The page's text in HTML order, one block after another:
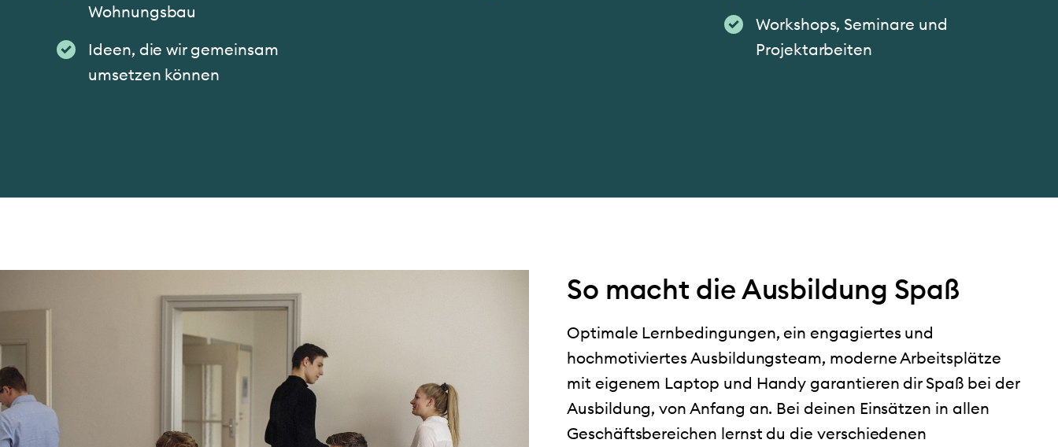
Wohnungsbau
Ideen, die wir gemeinsam
umsetzen können
Workshops, Seminare und
Projektarbeiten
So macht die Ausbildung Spaß
Optimale Lernbedingungen, ein engagiertes und
hochmotiviertes Ausbildungsteam, moderne Arbeitsplätze
mit eigenem Laptop und Handy garantieren dir Spaß bei der
Ausbildung, von Anfang an. Bei deinen Einsätzen in allen
Geschäftsbereichen lernst du die verschiedenen